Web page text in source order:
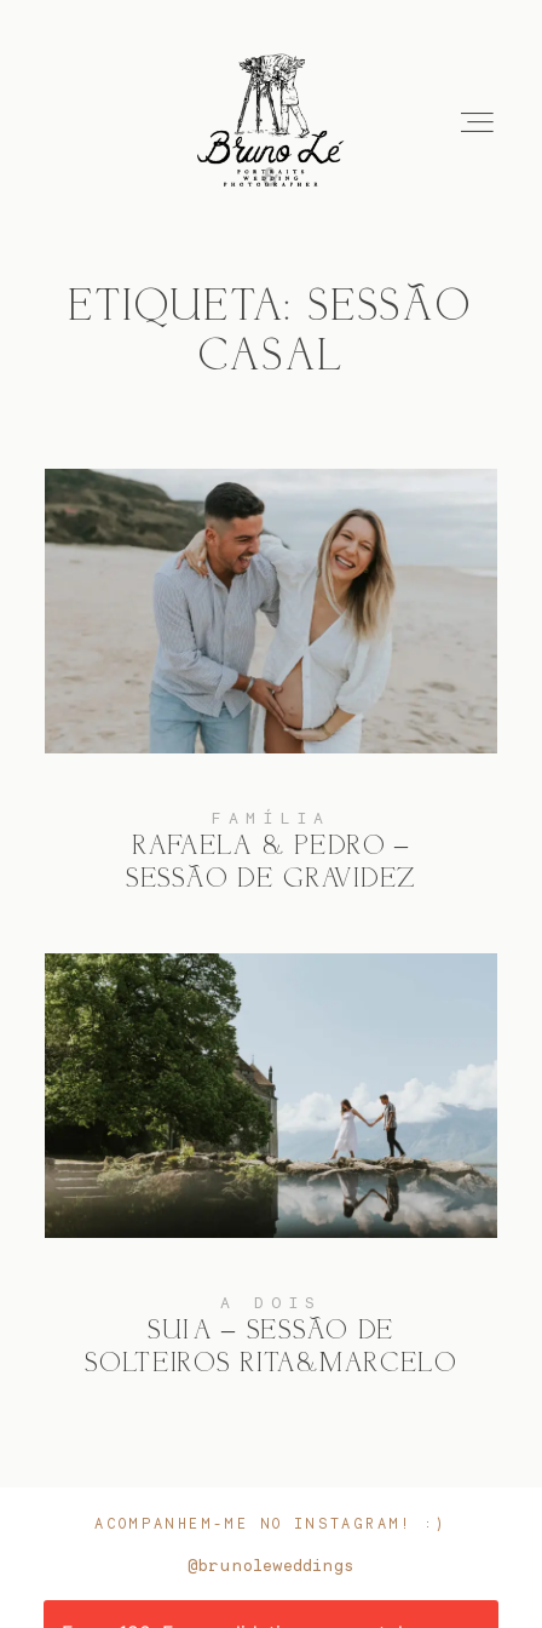
Home
Contacto
Experiência
Blog
ETIQUETA: SESSÃO
CASAL
FAMÍLIA
RAFAELA & PEDRO –
SESSÃO DE GRAVIDEZ
A DOIS
SUIÇA – SESSÃO DE
SOLTEIROS RITA&MARCELO
ACOMPANHEM-ME NO INSTAGRAM! :)
@brunoleweddings